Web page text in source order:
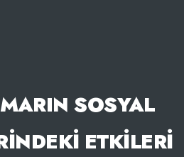
SOSYAL
ETKILERI